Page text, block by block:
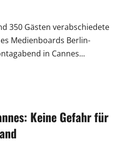
350 Gästen verabschiedete
Medienboards Berlin-
in Cannes...
Keine Gefahr für